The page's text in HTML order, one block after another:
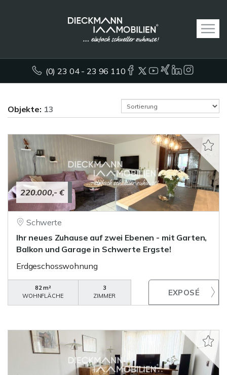
(0) 23 04 - 23 96 110
Objekte: 13
220.000,- €
Schwerte
Ihr neues Zuhause auf zwei Ebenen - mit Garten,
Balkon und Garage in Schwerte Ergste!
Erdgeschosswohnung
82 m²
WOHNFLÄCHE
3
ZIMMER